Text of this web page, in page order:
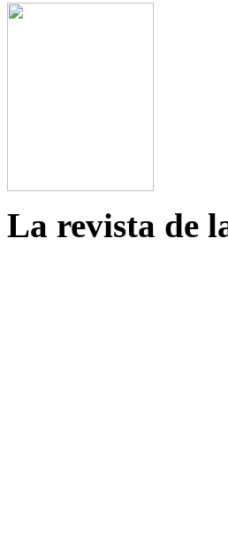
La revista de